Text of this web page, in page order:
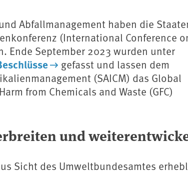
Abfallmanagement haben die
(International Conference
Ende September 2023 wurden unter
gefasst und lassen dem
(SAICM) das Global
from Chemicals and Waste (GFC)
und
Sicht des Umweltbundesamtes